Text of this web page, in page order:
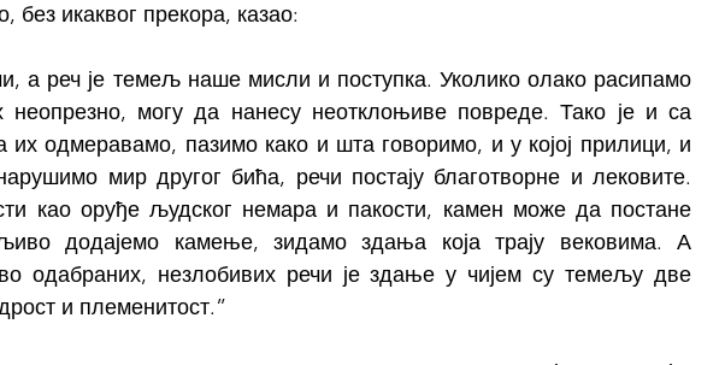
без икаквог прекора, казао:
а реч је темељ наше мисли и поступка. Уколико олако расипамо
могу да нанесу неотклоњиве повреде. Тако је и са
одмеравамо, пазимо како и шта говоримо, и у којој прилици, и
мир другог бића, речи постају благотворне и лековите.
као оруђе људског немара и пакости, камен може да постане
додајемо камење, зидамо здања која трају вековима. А
одабраних, незлобивих речи је здање у чијем су темељу две
и племенитост.”